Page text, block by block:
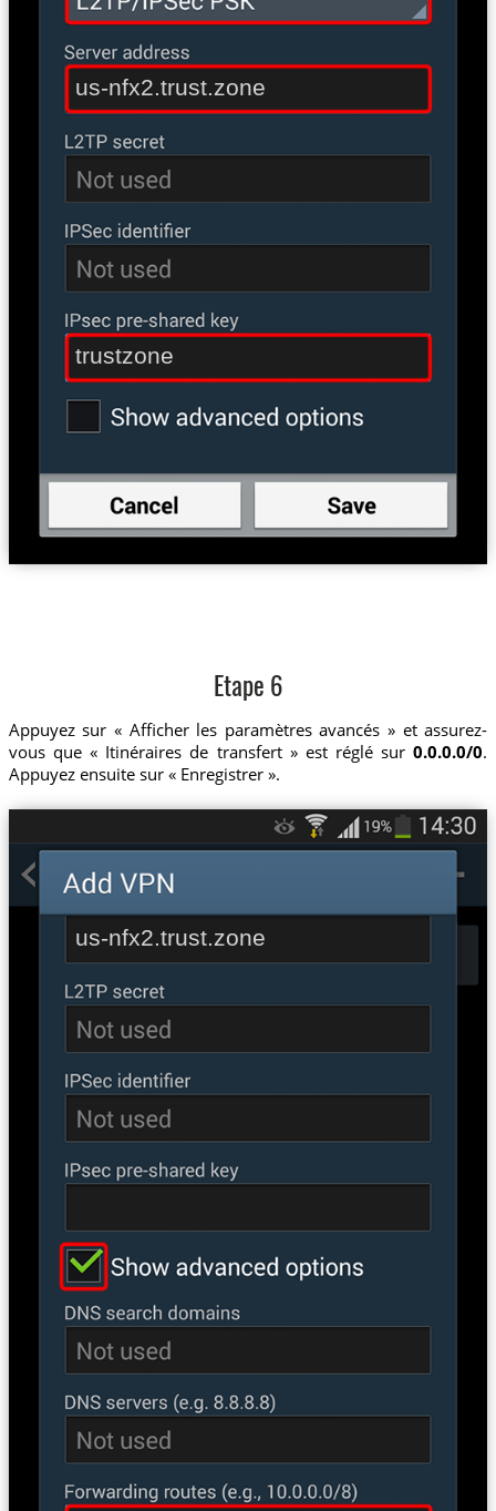
us-nfx2.trust.zone
trustzone
Etape 6
Appuyez sur « Afficher les paramètres avancés » et assurez-
vous que « Itinéraires de transfert » est réglé sur0.0.0.0/0.
Appuyez ensuite sur « Enregistrer ».
us-nfx2.trust.zone